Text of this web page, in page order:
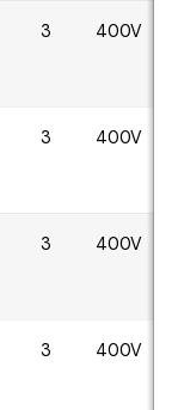
3 400V
3 400V
3 400V
3 400V